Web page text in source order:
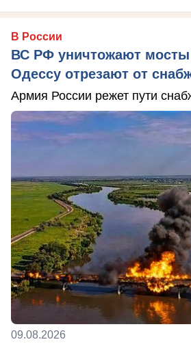
В России
ВС РФ уничтожают мосты
Одессу отрезают от
Армия России режет пути
09.08.2026